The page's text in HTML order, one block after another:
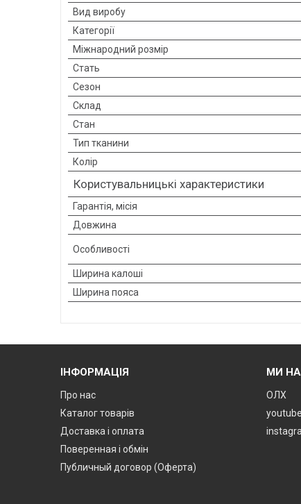
Вид виробу
Категорії
Міжнародний розмір
Стать
Сезон
Склад
Стан
Тип тканини
Колір
Користувальницькі характеристики
Гарантія, місія
Довжина
Особливості
Ширина калоші
Ширина пояса
ІНФОРМАЦІЯ
Про нас
Каталог товарів
Доставка і оплата
Поверенная і обмін
Публичный договор (Оферта)
МИ
ОЛХ
youtube